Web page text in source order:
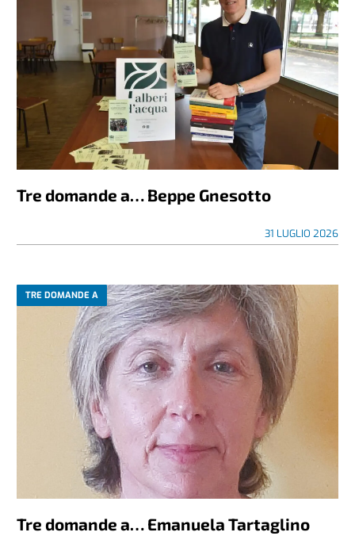
Tre domande a… Beppe Gnesotto
31 LUGLIO 2026
TRE DOMANDE A
Tre domande a… Emanuela Tartaglino